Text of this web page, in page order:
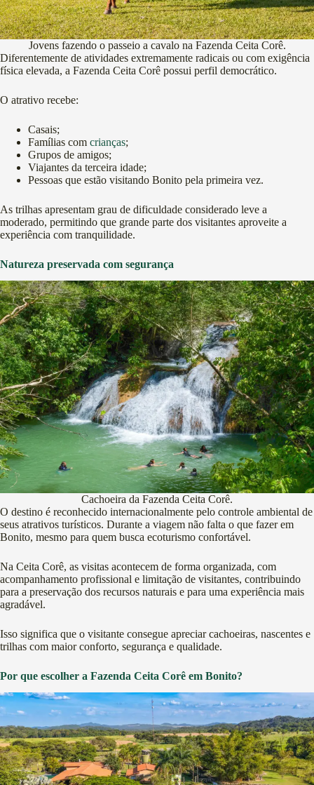
Jovens fazendo o passeio a cavalo na Fazenda Ceita Corê.
Diferentemente de atividades extremamente radicais ou com exigência
física elevada, a Fazenda Ceita Corê possui perfil democrático.
O atrativo recebe:
Casais;
Famílias com crianças;
Grupos de amigos;
Viajantes da terceira idade;
Pessoas que estão visitando Bonito pela primeira vez.
As trilhas apresentam grau de dificuldade considerado leve a
moderado, permitindo que grande parte dos visitantes aproveite a
experiência com tranquilidade.
Natureza preservada com segurança
Cachoeira da Fazenda Ceita Corê.
O destino é reconhecido internacionalmente pelo controle ambiental de
seus atrativos turísticos. Durante a viagem não falta o que fazer em
Bonito, mesmo para quem busca ecoturismo confortável.
Na Ceita Corê, as visitas acontecem de forma organizada, com
acompanhamento profissional e limitação de visitantes, contribuindo
para a preservação dos recursos naturais e para uma experiência mais
agradável.
Isso significa que o visitante consegue apreciar cachoeiras, nascentes e
trilhas com maior conforto, segurança e qualidade.
Por que escolher a Fazenda Ceita Corê em Bonito?